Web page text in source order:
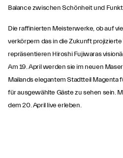
Balance zwischen Schönheit und
Die raffinierten Meisterwerke, ob auf
verkörpern das in die Zukunft
repräsentieren Hiroshi Fujiwaras
Am 19. April werden sie im neuen
Mailands elegantem Stadtteil Magenta
für ausgewählte Gäste zu sehen sein.
dem 20. April live erleben.